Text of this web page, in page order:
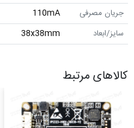
110mA
38x38mm
مرتبط